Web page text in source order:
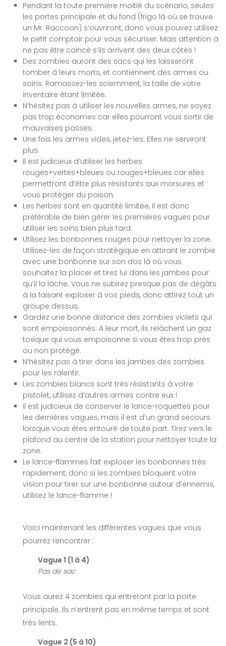
Pendant la toute première moitié du scénario, seules
les portes principale et du fond (frigo là où se trouve
un Mr. Raccoon) s’ouvriront, donc vous pouvez utilisez
le petit comptoir pour vous sécuriser. Mais attention à
ne pas être coincé s’ils arrivent des deux côtés !
Des zombies auront des sacs qui les laisseront
tomber à leurs morts, et contiennent des armes ou
soins. Ramassez-les sciemment, la taille de votre
inventaire étant limitée.
N’hésitez pas à utiliser les nouvelles armes, ne soyez
pas trop économes car elles pourront vous sortir de
mauvaises passes.
Une fois les armes vides, jetez-les. Elles ne serviront
plus.
Il est judicieux d’utiliser les herbes
rouges+vertes+bleues ou rouges+bleues car elles
permettront d’être plus résistants aux morsures et
vous protéger du poison.
Les herbes sont en quantité limitée, il est donc
préférable de bien gérer les premières vagues pour
utiliser les soins bien plus tard.
Utilisez les bonbonnes rouges pour nettoyer la zone.
Utilisez-les de façon stratégique en attirant le zombie
avec une bonbonne sur son dos là où vous
souhaitez la placer et tirez lui dans les jambes pour
qu’il la lâche. Vous ne subirez presque pas de dégâts
à la faisant exploser à vos pieds, donc attirez tout un
groupe dessus.
Gardez une bonne distance des zombies violets qui
sont empoissonnés. A leur mort, ils relâchent un gaz
toxique qui vous empoisonne si vous êtes trop près
ou non protégé.
N’hésitez pas à tirer dans les jambes des zombies
pour les ralentir.
Les zombies blancs sont très résistants à votre
pistolet, utilisez d’autres armes contre eux !
Il est judicieux de conserver le lance-roquettes pour
les dernières vagues, mais il est d’un grand secours
lorsque vous êtes entouré de toute part. Tirez vers le
plafond au centre de la station pour nettoyer toute la
zone.
Le lance-flammes fait exploser les bonbonnes très
rapidement, donc si les zombies bloquent votre
vision pour tirer sur une bonbonne autour d’ennemis,
utilisez le lance-flamme !
Voici maintenant les différentes vagues que vous
pourrez rencontrer :
Vague 1 (1 à 4)
Pas de sac
Vous aurez 4 zombies qui entreront par la porte
principale. Ils n’entrent pas en même temps et sont
très lents.
Vague 2 (5 à 10)